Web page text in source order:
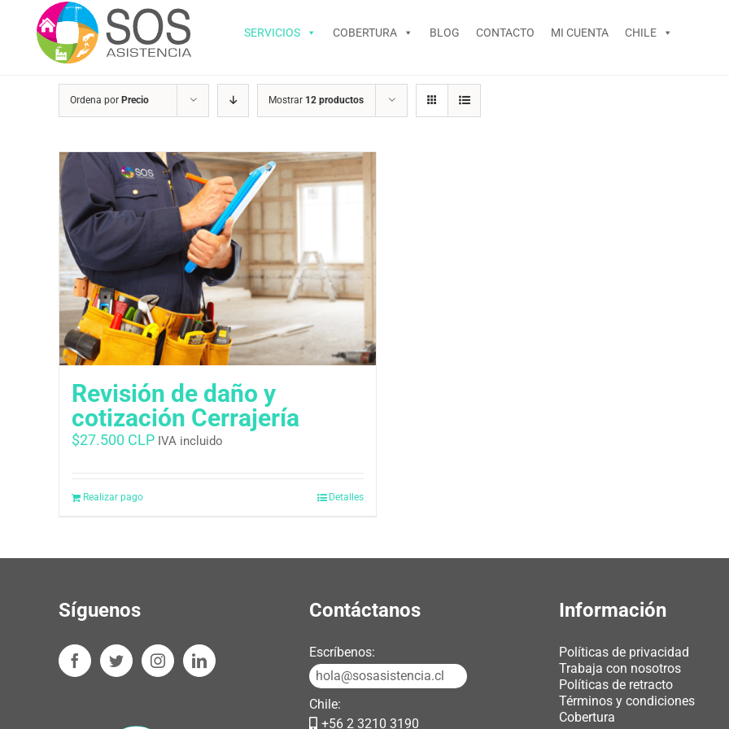
contenido
SERVICIOS COBERTURA BLOG CONTACTO MI CUENTA CHILE
Ordena por Precio Mostrar 12 productos
Revisión de daño y
cotización Cerrajería
$27.500 CLP IVA incluido
Realizar pago Detalles
Síguenos Contáctanos
Escríbenos:
hola@sosasistencia.cl
Chile:
+56 2 3210 3190
Información
Políticas de privacidad
Trabaja con nosotros
Políticas de retracto
Términos y condiciones
Cobertura